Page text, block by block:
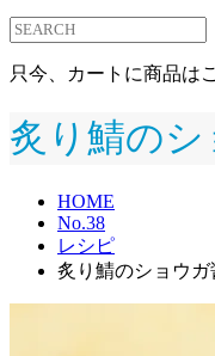
只今、カートに商品は
炙り鯖のシ
HOME
No.38
レシピ
炙り鯖のショウガ